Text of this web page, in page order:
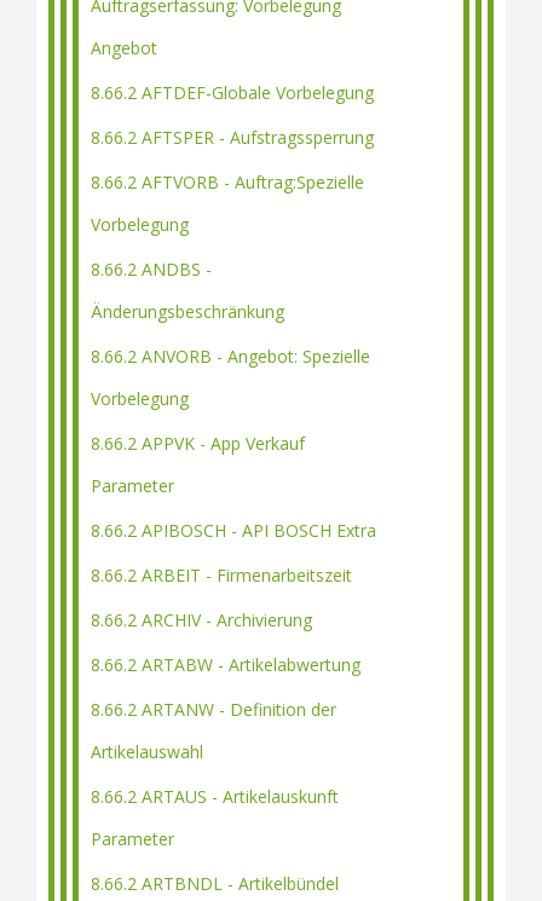
Auftragserfassung: Vorbelegung
Angebot
8.66.2 AFTDEF-Globale Vorbelegung
8.66.2 AFTSPER - Aufstragssperrung
8.66.2 AFTVORB - Auftrag:Spezielle
Vorbelegung
8.66.2 ANDBS -
Änderungsbeschränkung
8.66.2 ANVORB - Angebot: Spezielle
Vorbelegung
8.66.2 APPVK - App Verkauf
Parameter
8.66.2 APIBOSCH - API BOSCH Extra
8.66.2 ARBEIT - Firmenarbeitszeit
8.66.2 ARCHIV - Archivierung
8.66.2 ARTABW - Artikelabwertung
8.66.2 ARTANW - Definition der
Artikelauswahl
8.66.2 ARTAUS - Artikelauskunft
Parameter
8.66.2 ARTBNDL - Artikelbündel